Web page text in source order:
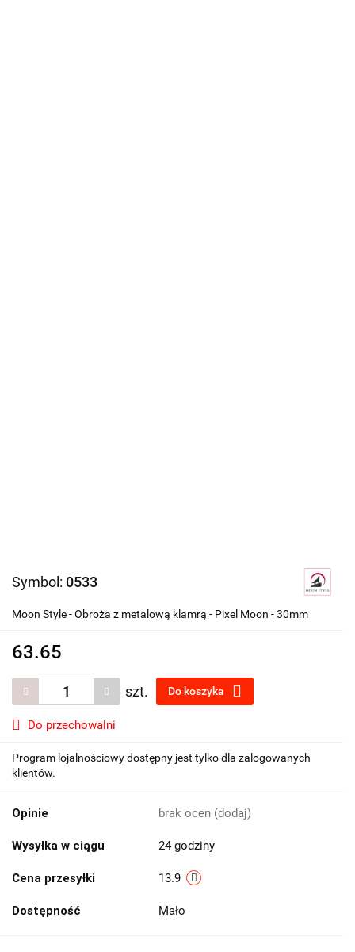
Symbol: 0533
Moon Style - Obroża z metalową klamrą - Pixel Moon - 30mm
63.65
szt. Do koszyka
Do przechowalni
Program lojalnościowy dostępny jest tylko dla zalogowanych
klientów.
Opinie brak ocen (dodaj)
Wysyłka w ciągu 24 godziny
Cena przesyłki 13.9
Dostępność Mało